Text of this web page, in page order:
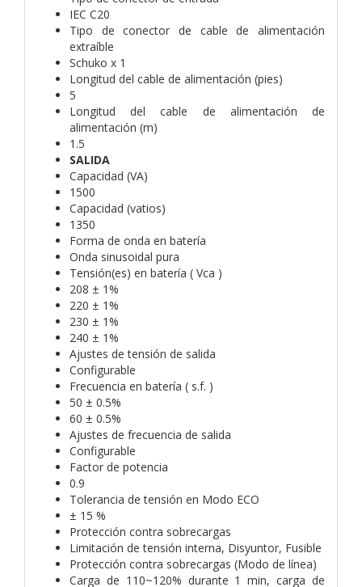
IEC C20
Tipo de conector de cable de alimentación
extraíble
Schuko x 1
Longitud del cable de alimentación (pies)
5
Longitud del cable de alimentación de
alimentación (m)
1.5
SALIDA
Capacidad (VA)
1500
Capacidad (vatios)
1350
Forma de onda en batería
Onda sinusoidal pura
Tensión(es) en batería ( Vca )
208 ± 1%
220 ± 1%
230 ± 1%
240 ± 1%
Ajustes de tensión de salida
Configurable
Frecuencia en batería ( s.f. )
50 ± 0.5%
60 ± 0.5%
Ajustes de frecuencia de salida
Configurable
Factor de potencia
0.9
Tolerancia de tensión en Modo ECO
± 15 %
Protección contra sobrecargas
Limitación de tensión interna, Disyuntor, Fusible
Protección contra sobrecargas (Modo de línea)
Carga de 110~120% durante 1 min, carga de